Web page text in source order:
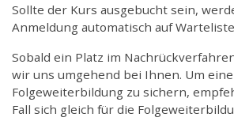
Sollte der Kurs ausgebucht sein,
Anmeldung automatisch auf
Sobald ein Platz im
wir uns umgehend bei Ihnen. Um
Folgeweiterbildung zu sichern,
Fall sich gleich für die